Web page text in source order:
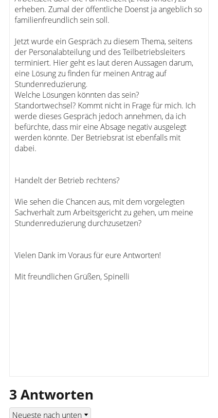
erheben. Zumal der öffentliche Doenst ja angeblich so
familienfreundlich sein soll.
Jetzt wurde ein Gespräch zu diesem Thema, seitens
der Personalabteilung und des Teilbetriebsleiters
terminiert. Hier geht es laut deren Aussagen darum,
eine Lösung zu finden für meinen Antrag auf
Stundenreduzierung.
Welche Lösungen könnten das sein?
Standortwechsel? Kommt nicht in Frage für mich. Ich
werde dieses Gespräch jedoch annehmen, da ich
befürchte, dass mir eine Absage negativ ausgelegt
werden könnte. Der Betriebsrat ist ebenfalls mit
dabei.
Handelt der Betrieb rechtens?
Wie sehen die Chancen aus, mit dem vorgelegten
Sachverhalt zum Arbeitsgericht zu gehen, um meine
Stundenreduzierung durchzusetzen?
Vielen Dank im Voraus für eure Antworten!
Mit freundlichen Grüßen, Spinelli
3 Antworten